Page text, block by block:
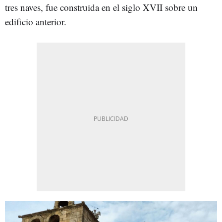
tres naves, fue construida en el siglo XVII sobre un
edificio anterior.